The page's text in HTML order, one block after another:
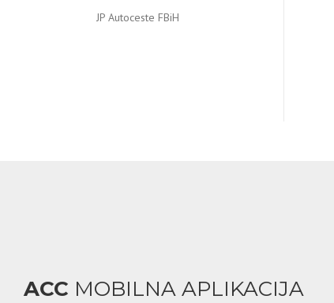
JP Autoceste FBiH
ACC MOBILNA APLIKACIJA